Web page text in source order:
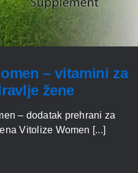
– vitamini za
žene
– dodatak prehrani za
Vitolize Women [...]